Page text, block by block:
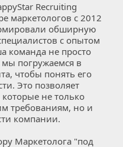
Recruiting
маркетологов с 2012
обширную
с опытом
команда не просто
погружаемся в
чтобы понять его
Это позволяет
не только
требованиям, но и
компании.
Маркетолога "под